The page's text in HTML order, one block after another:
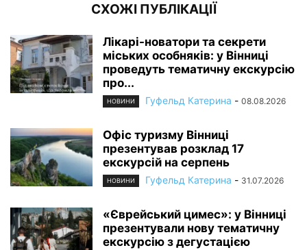
СХОЖІ ПУБЛІКАЦІЇ
Лікарі-новатори та секрети
міських особняків: у Вінниці
проведуть тематичну екскурсію
про...
НОВИНИ Гуфельд Катерина - 08.08.2026
Офіс туризму Вінниці
презентував розклад 17
екскурсій на серпень
НОВИНИ Гуфельд Катерина - 31.07.2026
«Єврейський цимес»: у Вінниці
презентували нову тематичну
екскурсію з дегустацією